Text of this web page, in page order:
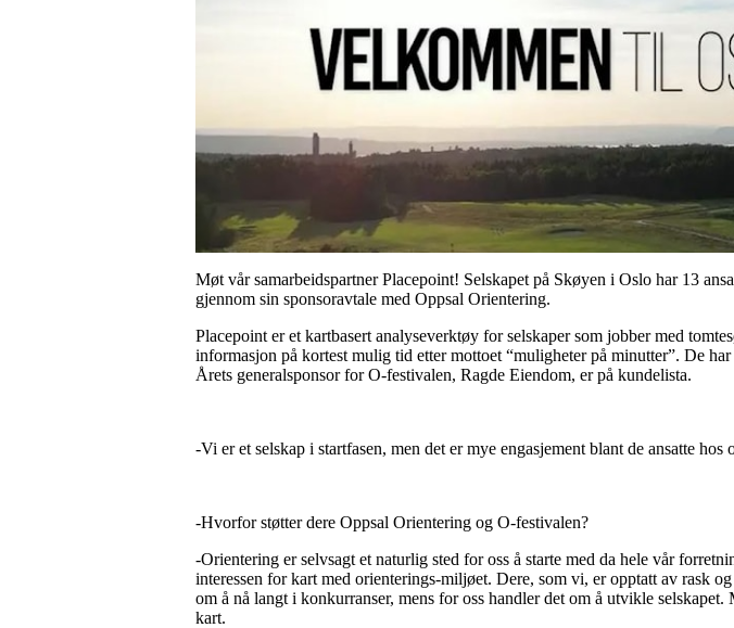
Møt vår samarbeidspartner Placepoint! Selskapet på Skøyen i Oslo har 13
gjennom sin sponsoravtale med Oppsal Orientering.
Placepoint er et kartbasert analyseverktøy for selskaper som jobber med
informasjon på kortest mulig tid etter mottoet “muligheter på minutter”. De
Årets generalsponsor for O-festivalen, Ragde Eiendom, er på kundelista.
-Vi er et selskap i startfasen, men det er mye engasjement blant de ansatte hos
-Hvorfor støtter dere Oppsal Orientering og O-festivalen?
-Orientering er selvsagt et naturlig sted for oss å starte med da hele vår
interessen for kart med orienterings-miljøet. Dere, som vi, er opptatt av rask
om å nå langt i konkurranser, mens for oss handler det om å utvikle
kart.